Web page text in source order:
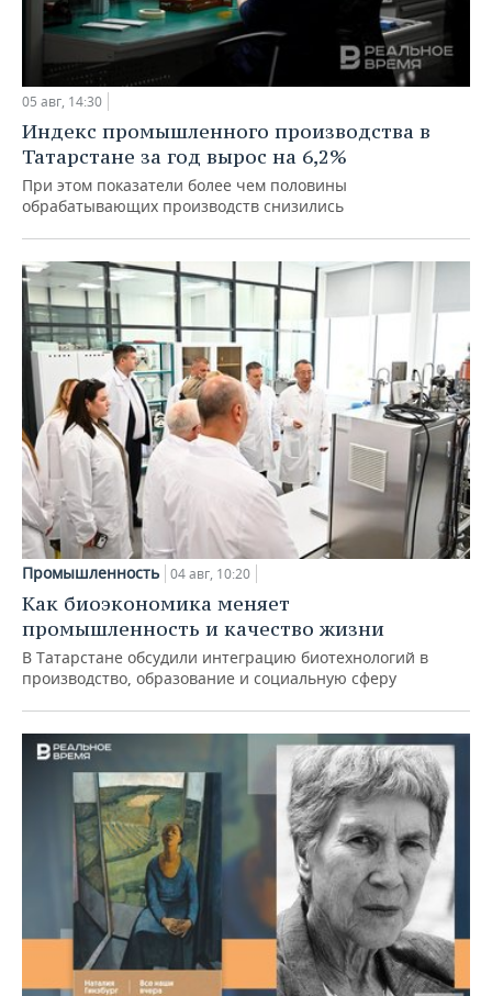
05 авг, 14:30
Индекс промышленного производства в
Татарстане за год вырос на 6,2%
При этом показатели более чем половины
обрабатывающих производств снизились
Промышленность 04 авг, 10:20
Как биоэкономика меняет
промышленность и качество жизни
В Татарстане обсудили интеграцию биотехнологий в
производство, образование и социальную сферу